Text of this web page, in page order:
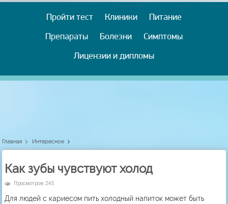
Пройти тест Клиники
Питание
Препараты
Болезни
Симптомы
Лицензии и дипломы
Главная Интересное
Как зубы чувствуют холод
Просмотров: 245
Для людей с кариесом пить холодный напиток может быть